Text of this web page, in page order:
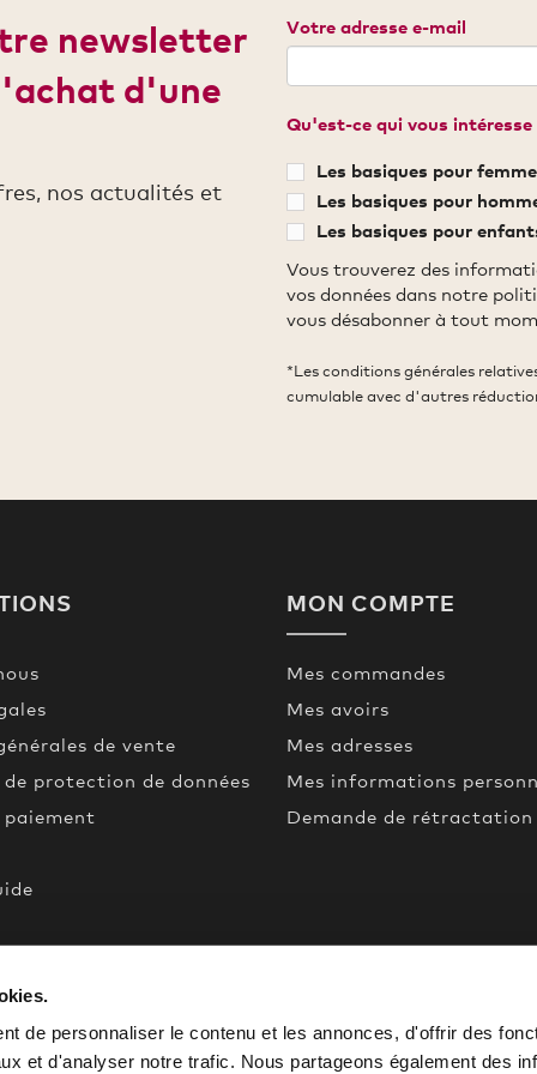
de personnaliser le contenu et les annonces, d'offrir des
et d'analyser notre trafic. Nous partageons également des
newsletter
d'une
nos actualités et
Votre adresse e-mail
Qu'est-ce qui vous intéresse
Les basiques pour
Les basiques pour
Les basiques pour
Vous trouverez des
vos données dans notre
vous désabonner à tout
*Les conditions générales
cumulable avec d'autres
de vente
protection de données
MON COMPTE
Mes commandes
Mes avoirs
Mes adresses
Mes informations
Demande de rétractation